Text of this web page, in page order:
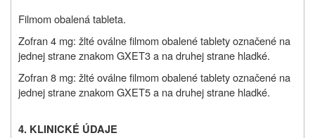
Filmom obalená tableta.
Zofran 4 mg: žlté oválne filmom obalené tablety označené na
jednej strane znakom GXET3 a na druhej strane hladké.
Zofran 8 mg: žlté oválne filmom obalené tablety označené na
jednej strane znakom GXET5 a na druhej strane hladké.
4. KLINICKÉ ÚDAJE